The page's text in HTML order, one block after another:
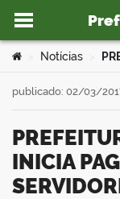
Ir para o conteúdo
portal
Você está aqui:
Notícias
PREFEITURA REASSUME HGP E
INICIA
publicado: 02/03/